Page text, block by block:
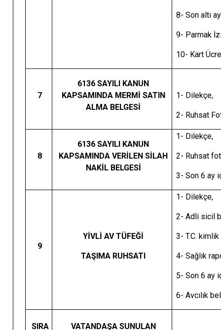
8- Son altı
9- Parmak
10- Kart
7
6136 SAYILI KANUN
KAPSAMINDA MERMİ SATIN
ALMA BELGESİ
1- Dilekçe,
2- Ruhsat
8
6136 SAYILI KANUN
KAPSAMINDA VERİLEN SİLAH
NAKİL BELGESİ
1- Dilekçe,
2- Ruhsat
3- Son 6 ay
9
YİVLİ AV TÜFEĞİ
TAŞIMA RUHSATI
1- Dilekçe,
2- Adli sicil
3- T.C. kimlik
4- Sağlık
5- Son 6 ay
6- Avcılık
SIRA VATANDAŞA SUNULAN